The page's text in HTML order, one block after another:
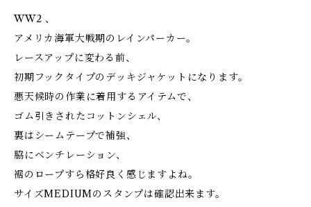
WW2 、
アメリカ海軍大戦期のレインパーカー。
レースアップに変わる前、
初期フックタイプのデッキジャケットになります。
悪天候時の作業に着用するアイテムで、
ゴム引きされたコットンシェル、
裏はシームテープで補強、
脇にベンチレーション、
裾のロープすら格好良く感じますよね。
サイズMEDIUMのスタンプは確認出来ます。